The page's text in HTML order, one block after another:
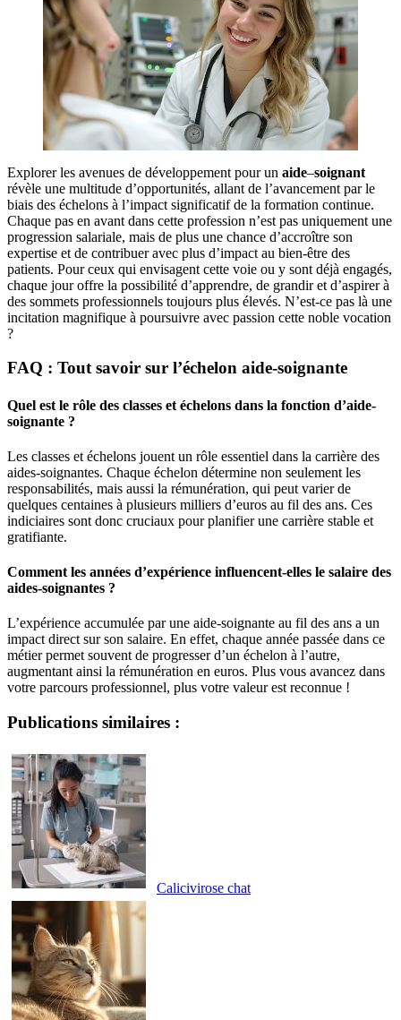
Explorer les avenues de développement pour un aide–soignant
révèle une multitude d’opportunités, allant de l’avancement par le
biais des échelons à l’impact significatif de la formation continue.
Chaque pas en avant dans cette profession n’est pas uniquement une
progression salariale, mais de plus une chance d’accroître son
expertise et de contribuer avec plus d’impact au bien-être des
patients. Pour ceux qui envisagent cette voie ou y sont déjà engagés,
chaque jour offre la possibilité d’apprendre, de grandir et d’aspirer à
des sommets professionnels toujours plus élevés. N’est-ce pas là une
incitation magnifique à poursuivre avec passion cette noble vocation
?
FAQ : Tout savoir sur l’échelon aide-soignante
Quel est le rôle des classes et échelons dans la fonction d’aide-
soignante ?
Les classes et échelons jouent un rôle essentiel dans la carrière des
aides-soignantes. Chaque échelon détermine non seulement les
responsabilités, mais aussi la rémunération, qui peut varier de
quelques centaines à plusieurs milliers d’euros au fil des ans. Ces
indiciaires sont donc cruciaux pour planifier une carrière stable et
gratifiante.
Comment les années d’expérience influencent-elles le salaire des
aides-soignantes ?
L’expérience accumulée par une aide-soignante au fil des ans a un
impact direct sur son salaire. En effet, chaque année passée dans ce
métier permet souvent de progresser d’un échelon à l’autre,
augmentant ainsi la rémunération en euros. Plus vous avancez dans
votre parcours professionnel, plus votre valeur est reconnue !
Publications similaires :
Calicivirose chat